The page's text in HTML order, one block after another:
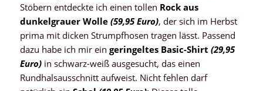
Stöbern entdeckte ich einen tollen Rock aus
dunkelgrauer Wolle (59,95 Euro), der sich im Herbst
prima mit dicken Strumpfhosen tragen lässt. Passend
dazu habe ich mir ein geringeltes Basic-Shirt (29,95
Euro)in schwarz-weiß ausgesucht, das einen
Rundhalsausschnitt aufweist. Nicht fehlen darf